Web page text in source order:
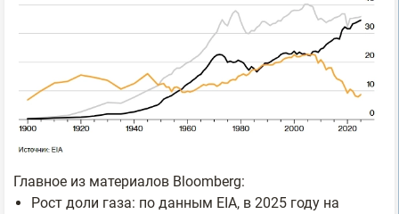
Главное из материалов Bloomberg:
Рост доли газа: по данным EIA, в 2025 году на